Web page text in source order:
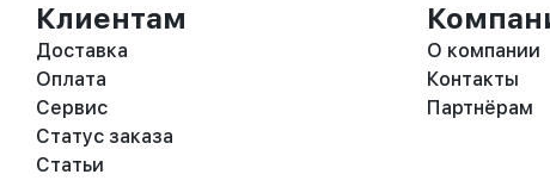
Клиентам
Доставка
Оплата
Сервис
Статус заказа
Статьи
О компании
Контакты
Партнёрам